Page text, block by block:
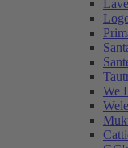
We